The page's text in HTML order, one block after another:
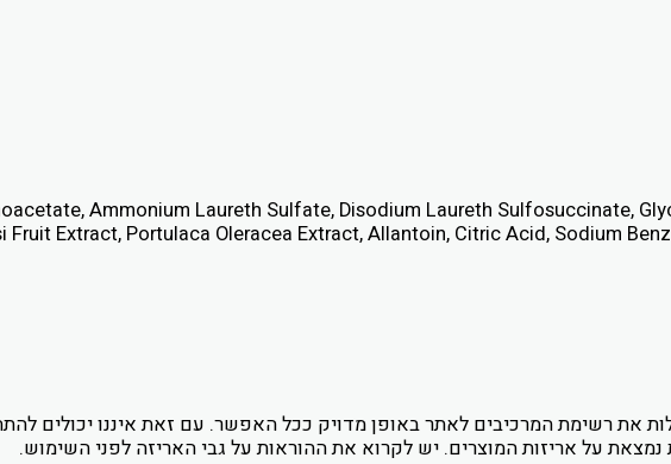
Ammonium Laureth Sulfate, Disodium Laureth Sulfosuccinate,
Fruit Extract, Portulaca Oleracea Extract, Allantoin, Citric Acid, Sodium
את רשימת המרכיבים לאתר באופן מדויק ככל האפשר. עם זאת איננו יכולים
על אריזות המוצרים. יש לקרוא את ההוראות על גבי האריזה לפני השימוש.